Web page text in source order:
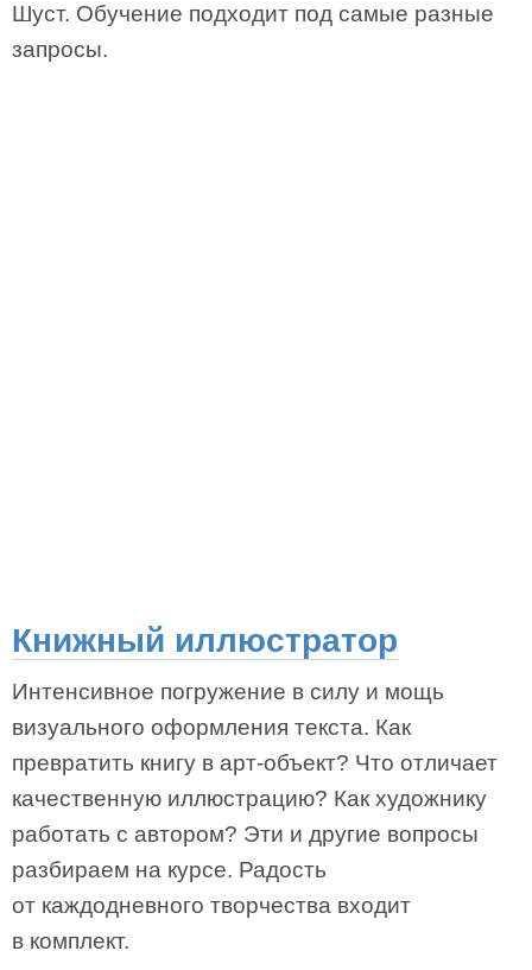
Шуст. Обучение подходит под самые разные
запросы.
Книжный иллюстратор
Интенсивное погружение в силу и мощь
визуального оформления текста. Как
превратить книгу в арт-объект? Что отличает
качественную иллюстрацию? Как художнику
работать с автором? Эти и другие вопросы
разбираем на курсе. Радость
от каждодневного творчества входит
в комплект.